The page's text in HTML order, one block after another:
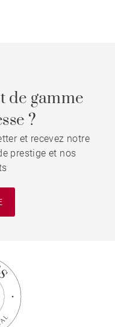
de gamme
?
et recevez notre
prestige et nos